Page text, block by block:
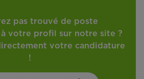
pas trouvé de poste
votre profil sur notre site ?
votre candidature
!